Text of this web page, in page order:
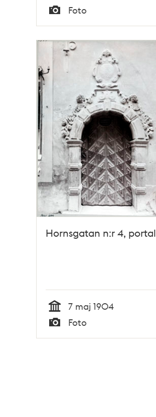
Tid
Typ
Foto
Hornsgatan n:r 4, portal
Tid
7 maj 1904
Typ
Foto